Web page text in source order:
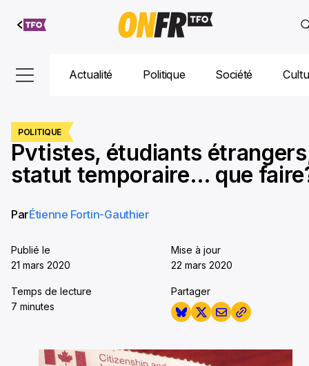
Aller au
contenu
Actualité Politique Société
POLITIQUE
Pvtistes, étudiants
statut temporaire… que
ParÉtienne Fortin-Gauthier
Publié le
21 mars 2020
Mise à jour
22 mars 2020
Temps de lecture
7 minutes
Partager